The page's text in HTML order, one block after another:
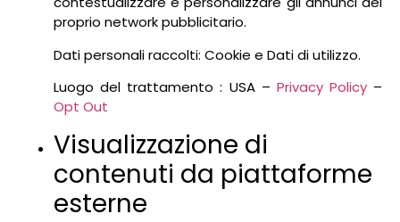
proprio network pubblicitario.
Dati personali raccolti: Cookie e Dati di utilizzo.
Luogo del trattamento : USA – Privacy Policy–
Opt Out
Visualizzazione di
contenuti da piattaforme
esterne